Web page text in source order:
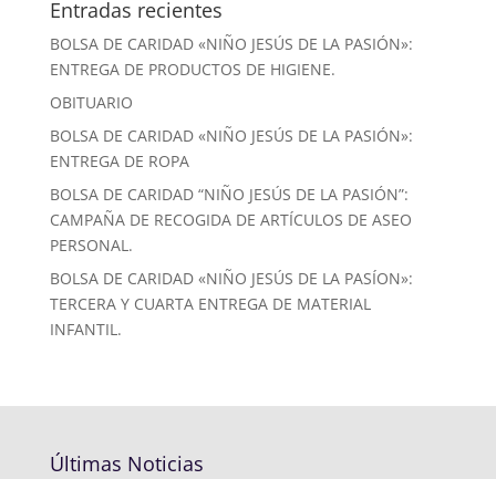
Entradas recientes
BOLSA DE CARIDAD «NIÑO JESÚS DE LA PASIÓN»:
ENTREGA DE PRODUCTOS DE HIGIENE.
OBITUARIO
BOLSA DE CARIDAD «NIÑO JESÚS DE LA PASIÓN»:
ENTREGA DE ROPA
BOLSA DE CARIDAD “NIÑO JESÚS DE LA PASIÓN”:
CAMPAÑA DE RECOGIDA DE ARTÍCULOS DE ASEO
PERSONAL.
BOLSA DE CARIDAD «NIÑO JESÚS DE LA PASÍON»:
TERCERA Y CUARTA ENTREGA DE MATERIAL
INFANTIL.
Últimas Noticias